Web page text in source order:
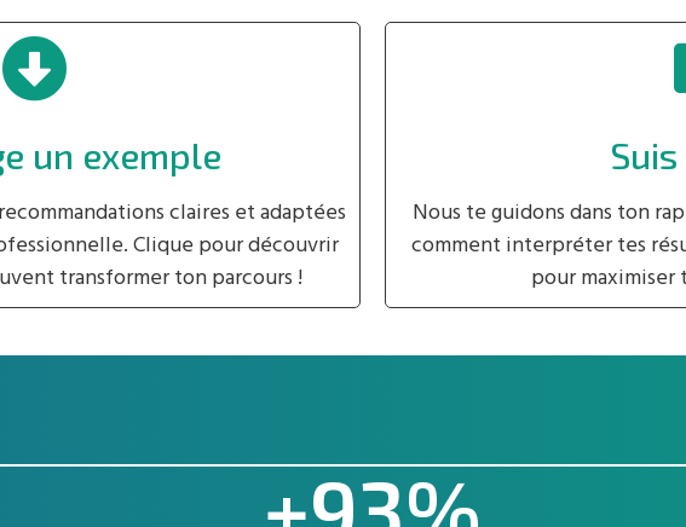
un exemple
claires et adaptées
Clique pour découvrir
transformer ton parcours !
Nous te guidons dans ton
comment interpréter tes
pour maximiser